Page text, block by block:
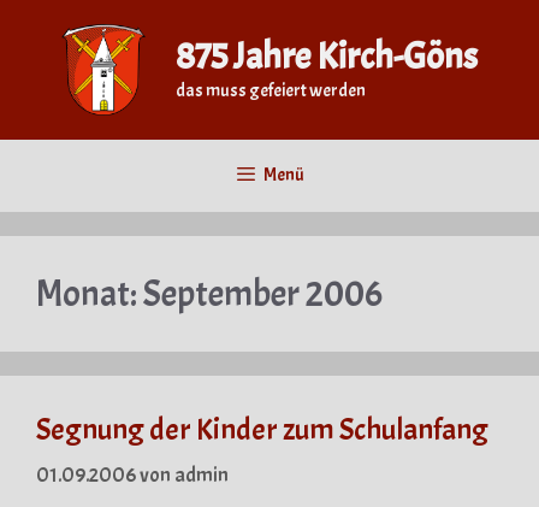
springen
875 Jahre Kirch-Göns
das muss gefeiert werden
Menü
Monat:September 2006
Segnung der Kinder zum Schulanfang
01.09.2006von admin